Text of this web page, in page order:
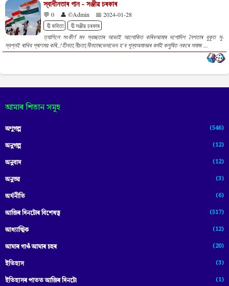
স্বাধীনতাৰ গান - সঞ্জীৱ চৰকাৰ
💬 0 👤 ©Admin
📅 2024-01-28
🔖কবিতা
🔖সঞ্জীৱ চৰকাৰ
ত্যাগিলে সংকীৰ্ণ মন স্বচ্ছতাৰ আভাই আলোকিত কৰিবআমাৰ দশোদিশ নৈশতাৰ বুকুত সু-
স্বপ্নই ৰাখিব প্ৰাণময় কৰি..!হীনতা,নীচতা,দীনতাৰভেদাভেদ হ'ব শূন্যঅমানৱৰ কৰ্মই কলুষিত নকৰে সমাজ ...
আমাৰ শিতান সমূহ
অণুগল্প (546)
অনুগল্প (12)
অনুবাদ (12)
অনুভৱ (3)
অৰ্থনীতি (6)
আজিৰ দিনটোৰ বিশেষত্ব (517)
আধ্যাত্মিক (12)
আমাৰ গাওঁ আমাৰ চহৰ (20)
ইতিহাস (3)
ইতিহাসৰ পাতত আজিৰ দিনটো (1)